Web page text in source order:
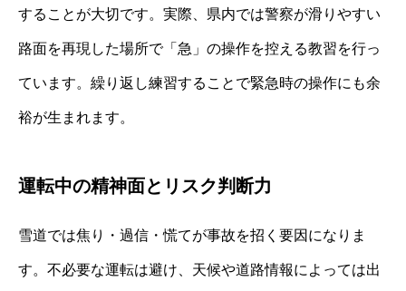
することが大切です。実際、県内では警察が滑りやすい
路面を再現した場所で「急」の操作を控える教習を行っ
ています。繰り返し練習することで緊急時の操作にも余
裕が生まれます。
運転中の精神面とリスク判断力
雪道では焦り・過信・慌てが事故を招く要因になりま
す。不必要な運転は避け、天候や道路情報によっては出